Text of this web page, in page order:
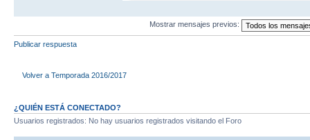
Mostrar mensajes previos:
Publicar respuesta
Volver a Temporada 2016/2017
¿QUIÉN ESTÁ CONECTADO?
Usuarios registrados: No hay usuarios registrados visitando el Foro